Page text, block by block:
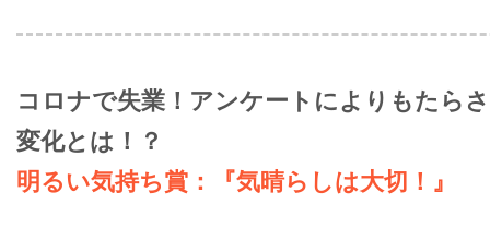
コロナで失業！アンケートによりもたら
変化とは！？
明るい気持ち賞：『気晴らしは大切！』